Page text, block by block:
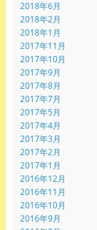
2018年6月
2018年2月
2018年1月
2017年11月
2017年10月
2017年9月
2017年8月
2017年7月
2017年5月
2017年4月
2017年3月
2017年2月
2017年1月
2016年12月
2016年11月
2016年10月
2016年9月